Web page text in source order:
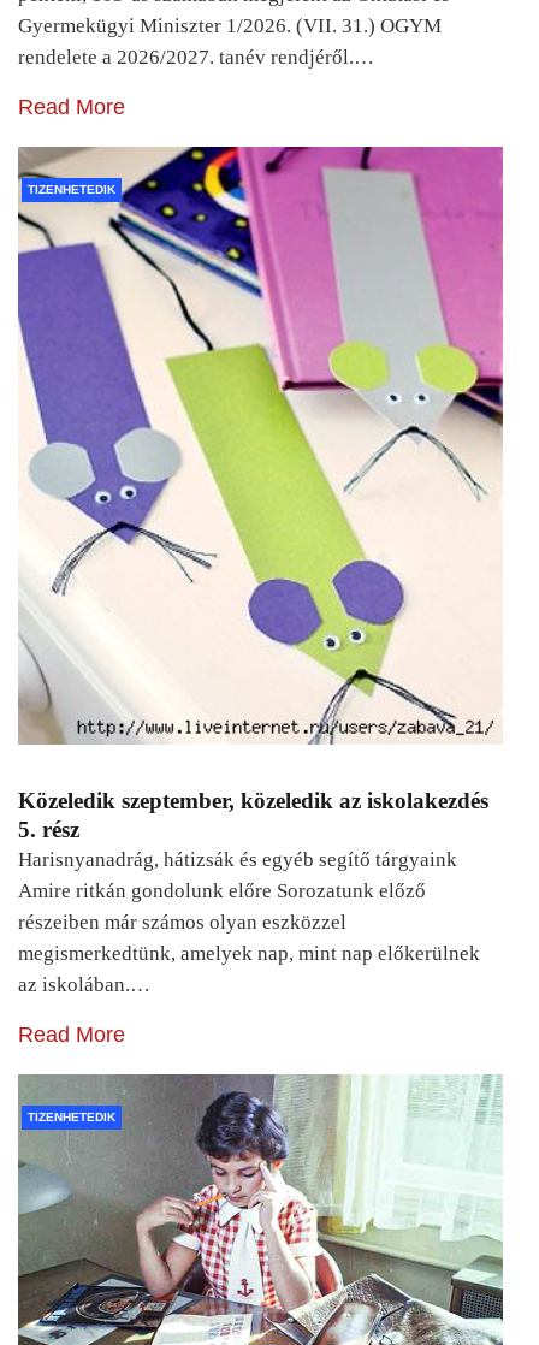
Gyermekügyi Miniszter 1/2026. (VII. 31.) OGYM
rendelete a 2026/2027. tanév rendjéről.…
Read More
TIZENHETEDIK
Közeledik szeptember, közeledik az iskolakezdés
5. rész
Harisnyanadrág, hátizsák és egyéb segítő tárgyaink
Amire ritkán gondolunk előre Sorozatunk előző
részeiben már számos olyan eszközzel
megismerkedtünk, amelyek nap, mint nap előkerülnek
az iskolában.…
Read More
TIZENHETEDIK